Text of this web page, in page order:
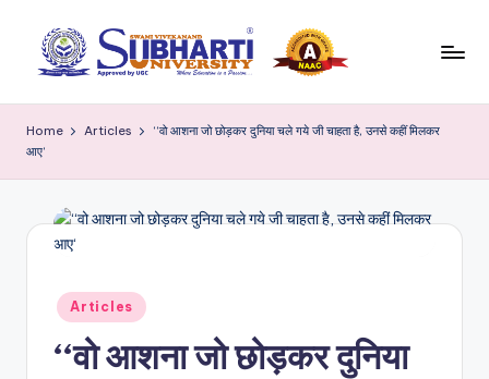
u
b
B
in
Vivek
anand
University
Home Articles
‘‘वो आशना जो छोड़कर दुनिया चले गये जी चाहता है, उनसे कहीं मिलकर
आए‘
Posted
in
Articles
‘‘वो आशना जो छोड़कर दुनिया